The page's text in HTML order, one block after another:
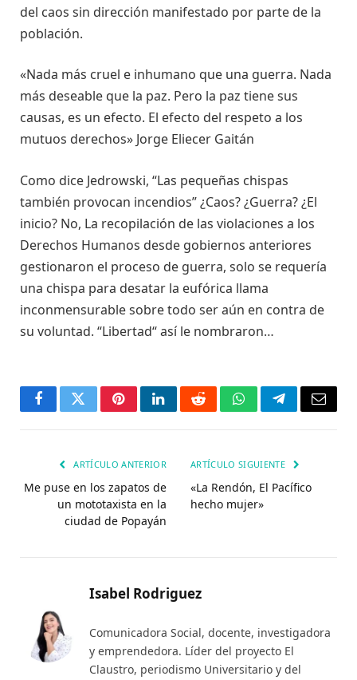
del caos sin dirección manifestado por parte de la
población.
«Nada más cruel e inhumano que una guerra. Nada
más deseable que la paz. Pero la paz tiene sus
causas, es un efecto. El efecto del respeto a los
mutuos derechos» Jorge Eliecer Gaitán
Como dice Jedrowski, “Las pequeñas chispas
también provocan incendios” ¿Caos? ¿Guerra? ¿El
inicio? No, La recopilación de las violaciones a los
Derechos Humanos desde gobiernos anteriores
gestionaron el proceso de guerra, solo se requería
una chispa para desatar la eufórica llama
inconmensurable sobre todo ser aún en contra de
su voluntad. “Libertad“ así le nombraron…
FacebookTwitterPinterestLinkedInRedditWhatsAppTelegramaCorreo
ARTÍCULO ANTERIOR
Me puse en los zapatos de
un mototaxista en la
ciudad de Popayán
ARTÍCULO SIGUIENTE
«La Rendón, El Pacífico
hecho mujer»
Isabel Rodriguez
Comunicadora Social, docente, investigadora
y emprendedora. Líder del proyecto El
Claustro, periodismo Universitario y del